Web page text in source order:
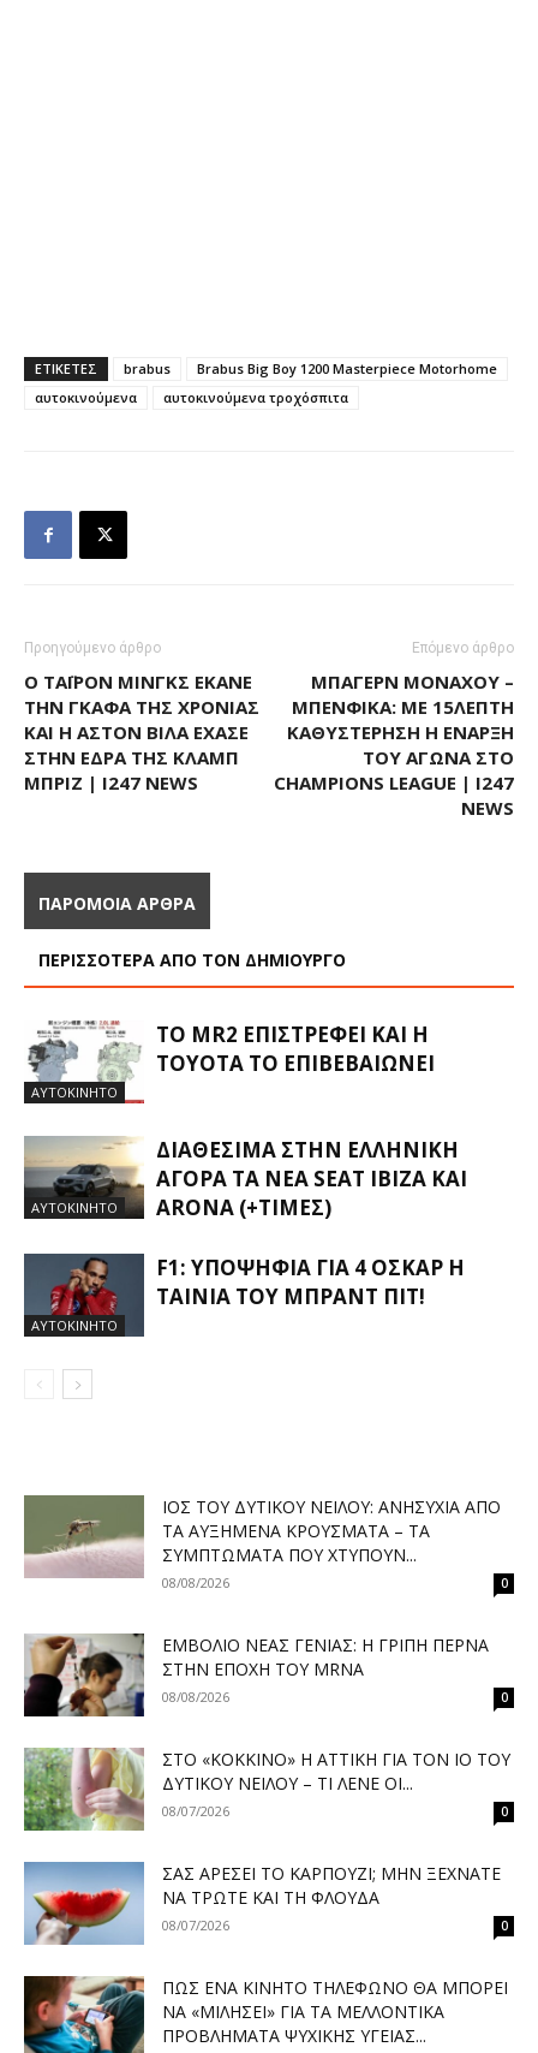
ΕΤΙΚΕΤΕΣ brabus
Brabus Big Boy 1200 Masterpiece Motorhome
αυτοκινούμενα
αυτοκινούμενα τροχόσπιτα
Προηγούμενο άρθρο
Ο ΤΆΙΡΟΝ ΜΙΝΓΚΣ ΈΚΑΝΕ
ΤΗΝ ΓΚΆΦΑ ΤΗΣ ΧΡΟΝΙΆΣ
ΚΑΙ Η ΆΣΤΟΝ ΒΊΛΑ ΈΧΑΣΕ
ΣΤΗΝ ΈΔΡΑ ΤΗΣ ΚΛΑΜΠ
ΜΠΡΙΖ | I247 NEWS
Επόμενο άρθρο
ΜΠΆΓΕΡΝ ΜΟΝΆΧΟΥ –
ΜΠΕΝΦΊΚΑ: ΜΕ 15ΛΕΠΤΗ
ΚΑΘΥΣΤΈΡΗΣΗ Η ΈΝΑΡΞΗ
ΤΟΥ ΑΓΏΝΑ ΣΤΟ
CHAMPIONS LEAGUE | I247
NEWS
ΠΑΡΟΜΟΙΑ ΑΡΘΡΑ
ΠΕΡΙΣΣΟΤΕΡΑ ΑΠΟ ΤΟΝ ΔΗΜΙΟΥΡΓΟ
ΑΥΤΟΚΙΝΗΤΟ
ΤΟ MR2 ΕΠΙΣΤΡΈΦΕΙ ΚΑΙ Η
TOYOTA ΤΟ ΕΠΙΒΕΒΑΙΏΝΕΙ
ΑΥΤΟΚΙΝΗΤΟ
ΔΙΑΘΈΣΙΜΑ ΣΤΗΝ ΕΛΛΗΝΙΚΉ
ΑΓΟΡΆ ΤΑ ΝΈΑ SEAT IBIZA ΚΑΙ
ARONA (+ΤΙΜΈΣ)
ΑΥΤΟΚΙΝΗΤΟ
F1: ΥΠΟΨΉΦΙΑ ΓΙΑ 4 ΌΣΚΑΡ Η
ΤΑΙΝΊΑ ΤΟΥ ΜΠΡΑΝΤ ΠΙΤ!
ΙΌΣ ΤΟΥ ΔΥΤΙΚΟΎ ΝΕΊΛΟΥ: ΑΝΗΣΥΧΊΑ ΑΠΌ
ΤΑ ΑΥΞΗΜΈΝΑ ΚΡΟΎΣΜΑΤΑ – ΤΑ
ΣΥΜΠΤΏΜΑΤΑ ΠΟΥ ΧΤΥΠΟΎΝ...
08/08/2026 0
ΕΜΒΌΛΙΟ ΝΈΑΣ ΓΕΝΙΆΣ: Η ΓΡΊΠΗ ΠΕΡΝΆ
ΣΤΗΝ ΕΠΟΧΉ ΤΟΥ MRNA
08/08/2026 0
ΣΤΟ «ΚΌΚΚΙΝΟ» Η ΑΤΤΙΚΉ ΓΙΑ ΤΟΝ ΙΌ ΤΟΥ
ΔΥΤΙΚΟΎ ΝΕΊΛΟΥ – ΤΙ ΛΈΝΕ ΟΙ...
08/07/2026 0
ΣΑΣ ΑΡΈΣΕΙ ΤΟ ΚΑΡΠΟΎΖΙ; ΜΗΝ ΞΕΧΝΆΤΕ
ΝΑ ΤΡΏΤΕ ΚΑΙ ΤΗ ΦΛΟΎΔΑ
08/07/2026 0
ΠΏΣ ΈΝΑ ΚΙΝΗΤΌ ΤΗΛΈΦΩΝΟ ΘΑ ΜΠΟΡΕΊ
ΝΑ «ΜΙΛΉΣΕΙ» ΓΙΑ ΤΑ ΜΕΛΛΟΝΤΙΚΆ
ΠΡΟΒΛΉΜΑΤΑ ΨΥΧΙΚΉΣ ΥΓΕΊΑΣ...